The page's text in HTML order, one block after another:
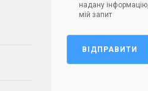
надану
мій запит
ВІДПРАВИТИ